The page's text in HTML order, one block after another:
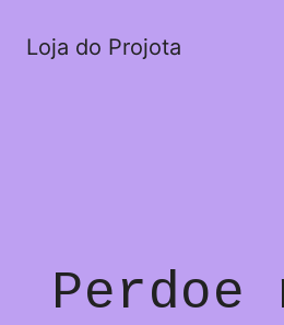
Loja do Projota
Perdoe